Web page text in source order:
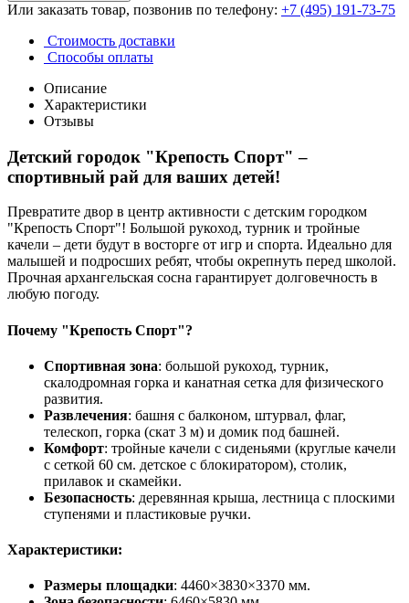
Или заказать товар, позвонив по телефону: +7 (495) 191-73-75
Стоимость доставки
Способы оплаты
Описание
Характеристики
Отзывы
Детский городок "Крепость Спорт" –
спортивный рай для ваших детей!
Превратите двор в центр активности с детским городком
"Крепость Спорт"! Большой рукоход, турник и тройные
качели – дети будут в восторге от игр и спорта. Идеально для
малышей и подросших ребят, чтобы окрепнуть перед школой.
Прочная архангельская сосна гарантирует долговечность в
любую погоду.
Почему "Крепость Спорт"?
Спортивная зона: большой рукоход, турник,
скалодромная горка и канатная сетка для физического
развития.
Развлечения: башня с балконом, штурвал, флаг,
телескоп, горка (скат 3 м) и домик под башней.
Комфорт: тройные качели с сиденьями (круглые качели
с сеткой 60 см. детское с блокиратором), столик,
прилавок и скамейки.
Безопасность: деревянная крыша, лестница с плоскими
ступенями и пластиковые ручки.
Характеристики:
Размеры площадки: 4460×3830×3370 мм.